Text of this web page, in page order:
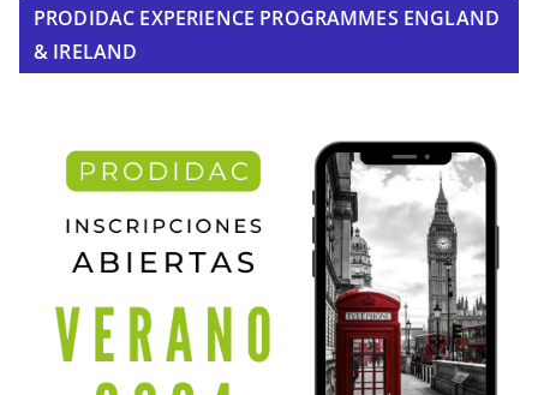
PRODIDAC EXPERIENCE PROGRAMMES ENGLAND
& IRELAND